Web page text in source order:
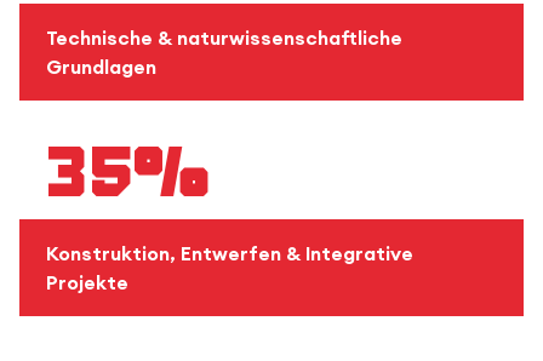
Technische & naturwissenschaftliche
Grundlagen
35%
Konstruktion, Entwerfen & Integrative
Projekte